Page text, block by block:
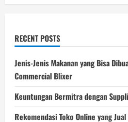
RECENT POSTS
Jenis-Jenis Makanan yang Bisa
Commercial Blixer
Keuntungan Bermitra dengan
Rekomendasi Toko Online yang